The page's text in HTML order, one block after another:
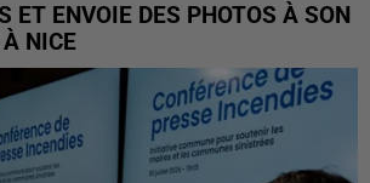
ET ENVOIE DES PHOTOS À SON
À NICE